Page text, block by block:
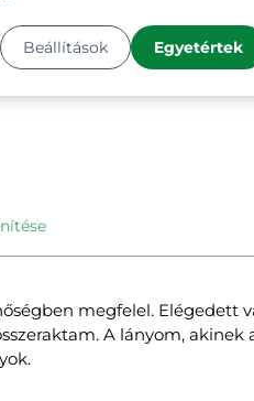
megfelel. Elégedett
A lányom, akinek
Beállítások Egyetértek